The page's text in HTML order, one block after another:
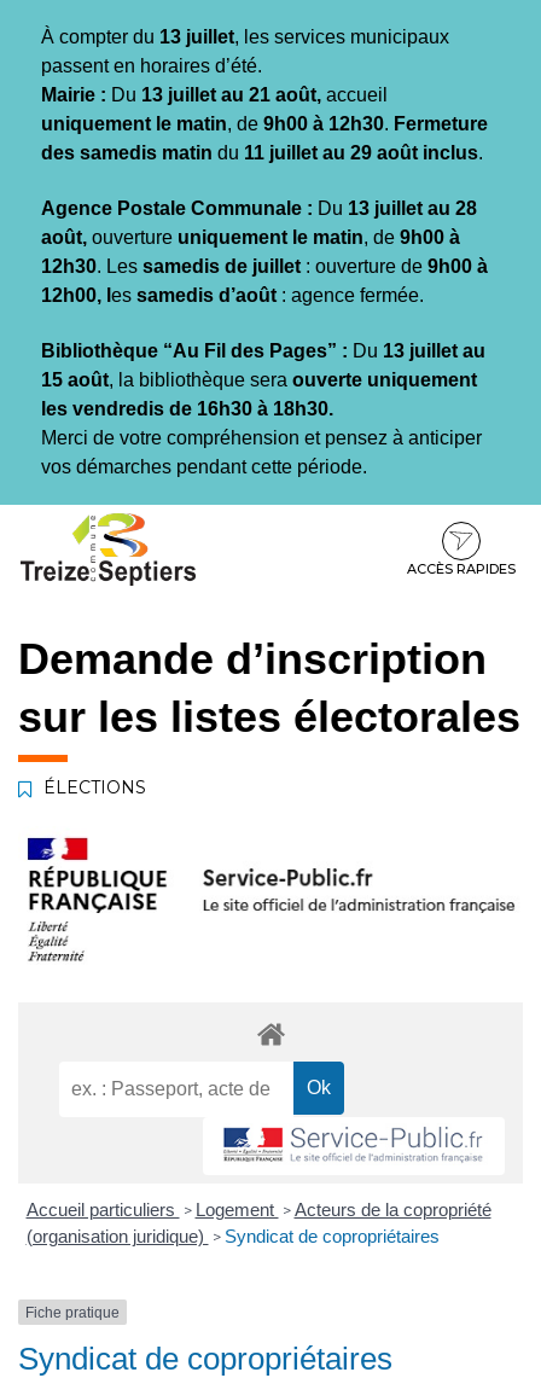
À compter du 13 juillet, les services municipaux
passent en horaires d’été.
Mairie : Du 13 juillet au 21 août, accueil
uniquement le matin, de 9h00 à 12h30. Fermeture
des samedis matin du 11 juillet au 29 août inclus.
Agence Postale Communale : Du 13 juillet au 28
août, ouverture uniquement le matin, de 9h00 à
12h30. Les samedis de juillet : ouverture de 9h00 à
12h00, l es samedis d’août : agence fermée.
Bibliothèque “Au Fil des Pages” : Du 13 juillet au
15 août, la bibliothèque sera ouverte uniquement
les vendredis de 16h30 à 18h30.
Merci de votre compréhension et pensez à anticiper
vos démarches pendant cette période.
contenu
pied
ACCÈS RAPIDES
Demande d’inscription
sur les listes électorales
ÉLECTIONS
Accueil particuliers > Logement > Acteurs de la copropriété
(organisation juridique) > Syndicat de copropriétaires
Fiche pratique
Syndicat de copropriétaires